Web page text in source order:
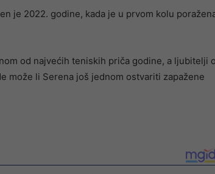
je 2022. godine, kada je u prvom kolu
od najvećih teniskih priča godine, a ljubitelji
može li Serena još jednom ostvariti zapažene